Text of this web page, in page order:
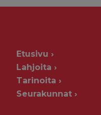
Etusivu
Lahjoita
Tarinoita
Seurakunnat